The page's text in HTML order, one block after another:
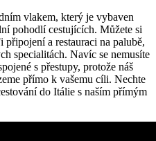
vlakem, který je vybaven
pohodlí cestujících. Můžete si
a restauraci na palubě,
specialitách. Navíc se nemusíte
s přestupy, protože náš
přímo k vašemu cíli. Nechte
do Itálie s naším přímým